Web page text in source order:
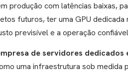
produção com latências baixas,
futuros, ter uma GPU
previsível e a operação
de servidores
uma infraestrutura sob medida